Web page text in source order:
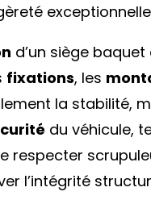
d’un siège
fixations, les
la stabilité,
du véhicule,
respecter
l’intégrité